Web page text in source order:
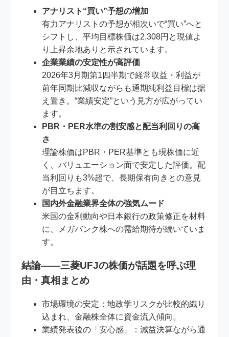
アナリスト“買い”予想の増加
有力アナリストの予想が相次いで“買い”へと
シフトし、平均目標株価は2,308円と現値よ
り上昇余地ありと示されています。
企業業績の安定性が高評価
2026年3月期第1四半期で経常収益・利益が
前年同期比減収ながらも通期純利益目標は据
え置き。“業績安定”という見方が広がってい
ます。
PBR・PER水準の割安感と配当利回りの高
さ
理論株価はPBR・PER基準とも現株価に近
く、バリュエーション面で安定した評価。配
当利回りも3%超で、長期保有向きとの意見
が目立ちます。
国内外金融業界全体の強気ムード
米国の金利動向や日本銀行の政策修正を材料
に、メガバンク株への需給期待が続いていま
す。
結論――三菱UFJの株価が話題を呼ぶ理
由・真相まとめ
市場環境の安定：地政学リスクが比較的織り
込まれ、金融株全体に資金流入傾向。
業績発表後の「安心感」：減益決算ながら通